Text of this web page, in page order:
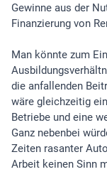
Gewinne aus der
Finanzierung von
Man könnte zum
die anfallenden
wäre gleichzeitig
Betriebe und eine
Ganz nebenbei
Zeiten rasanter
Arbeit keinen Sinn